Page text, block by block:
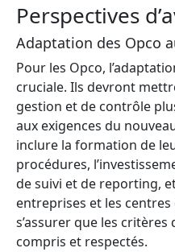
Perspectives
Adaptation des Opco
Pour les Opco,
cruciale. Ils devront
gestion et de contrôle
aux exigences du
inclure la formation de
procédures,
de suivi et de reporting,
entreprises et les
s’assurer que les critères
compris et respectés.